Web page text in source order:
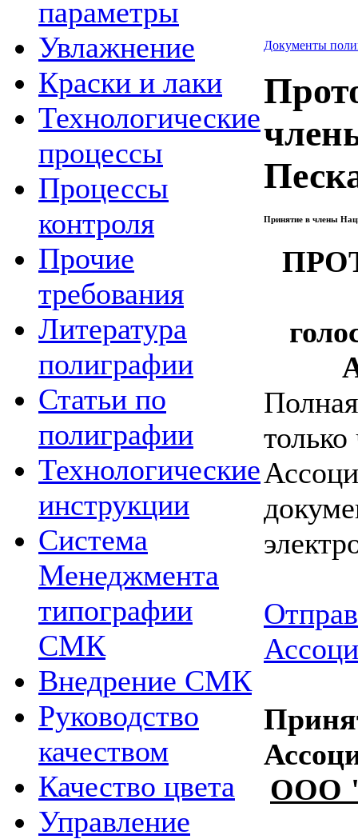
параметры
Увлажнение
Краски и лаки
Технологические
процессы
Процессы
контроля
Прочие
требования
Литература
полиграфии
Статьи по
полиграфии
Технологические
инструкции
Система
Менеджмента
типографии
СМК
Внедрение СМК
Руководство
качеством
Качество цвета
Управление
Документы
Принятие в члены
ООО